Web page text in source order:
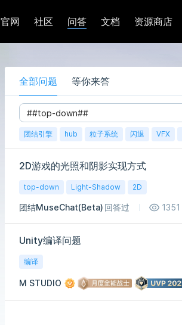
官网 社区 问答 文档 资源商店
全部问题 等你来答
团结引擎 hub 粒子系统 闪退 VFX
2D游戏的光照和阴影实现方式
top-down Light-Shadow 2D
团结MuseChat(Beta) 回答过 1351
Unity编译问题
编译
M STUDIO